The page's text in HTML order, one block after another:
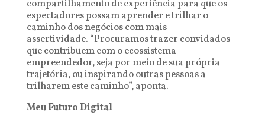
compartilhamento de experiência para que os
espectadores possam aprender e trilhar o
caminho dos negócios com mais
assertividade. “Procuramos trazer convidados
que contribuem com o ecossistema
empreendedor, seja por meio de sua própria
trajetória, ou inspirando outras pessoas a
trilharem este caminho”, aponta.
Meu Futuro Digital